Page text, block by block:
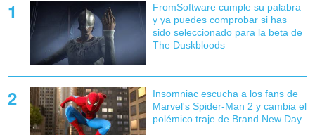
FromSoftware cumple su palabra
y ya puedes comprobar si has
sido seleccionado para la beta de
The Duskbloods
Insomniac escucha a los fans de
Marvel's Spider-Man 2 y cambia el
polémico traje de Brand New Day